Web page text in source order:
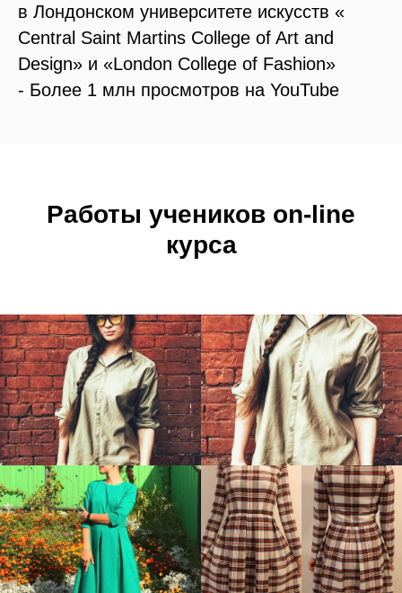
в Лондонском университете искусств «
Central Saint Martins College of Art and
Design» и «London College of Fashion»
- Более 1 млн просмотров на YouTube
Работы учеников on-line
курса